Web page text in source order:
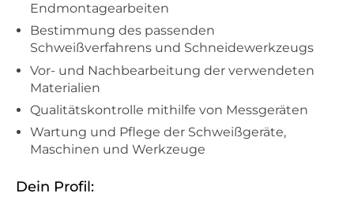
Endmontagearbeiten
Bestimmung des passenden
Schweißverfahrens und Schneidewerkzeugs
Vor- und Nachbearbeitung der verwendeten
Materialien
Qualitätskontrolle mithilfe von Messgeräten
Wartung und Pflege der Schweißgeräte,
Maschinen und Werkzeuge
Dein Profil: